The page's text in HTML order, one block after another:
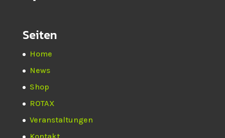
Seiten
Home
News
Shop
ROTAX
Veranstaltungen